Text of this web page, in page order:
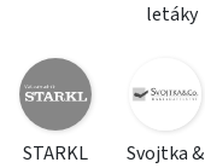
letáky
STARKL
Svojtka &